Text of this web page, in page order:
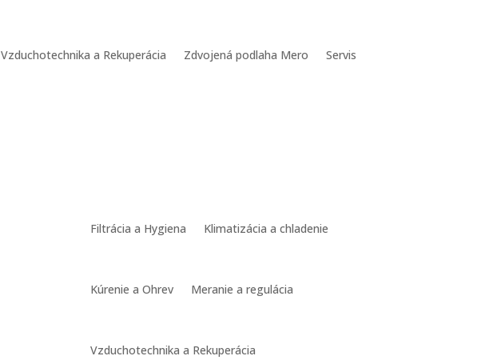
Vzduchotechnika a Rekuperácia Zdvojená podlaha Mero
Servis
Filtrácia a Hygiena Klimatizácia a chladenie
Kúrenie a Ohrev Meranie a regulácia
Vzduchotechnika a Rekuperácia